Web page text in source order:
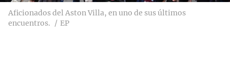
Aficionados del Aston Villa, en uno de sus últimos
encuentros.
EP